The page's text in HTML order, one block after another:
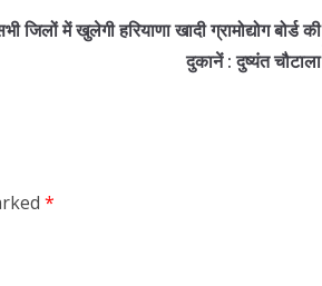
जिलों में खुलेगी हरियाणा खादी ग्रामोद्योग बोर्ड की
दुकानें : दुष्यंत चौटाला
*